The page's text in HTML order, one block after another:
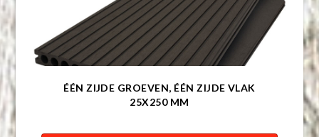
ÉÉN ZIJDE GROEVEN, ÉÉN ZIJDE VLAK
25X250 MM